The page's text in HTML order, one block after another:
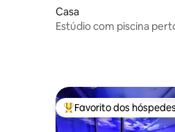
Casa
Estúdio com piscina
Favoritos dos hóspedes
Favorito dos hóspedes